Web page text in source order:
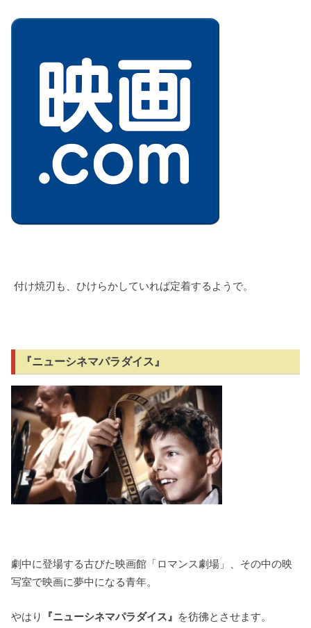
付け焼刃も、ひけらかしていれば定着するようで。
『ニューシネマパラダイス』
劇中に登場する古びた映画館「ロマンス劇場」、その中の映
写室で映画に夢中になる青年。
やはり 『ニューシネマパラダイス』 を彷彿とさせます。